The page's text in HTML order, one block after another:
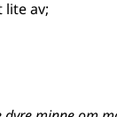
lite av;